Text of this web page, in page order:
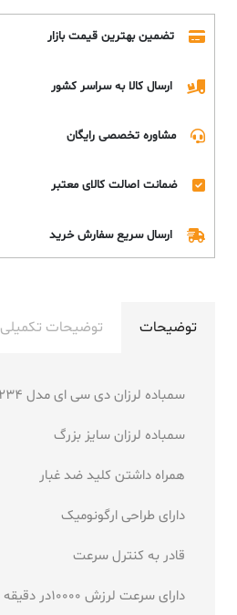
تضمین بهترین قیمت بازار
ارسال کالا به سراسر کشور
مشاوره تخصصی رایگان
ضمانت اصالت کالای معتبر
ارسال سریع سفارش خرید
توضیحات توضیحات تکمیلی
سمباده لرزان دی سی ای مدل ASB234
سمباده لرزان سایز بزرگ
همراه داشتن کلید ضد غبار
دارای طراحی ارگونومیک
قادر به کنترل سرعت
دارای سرعت لرزش 10000در دقیقه